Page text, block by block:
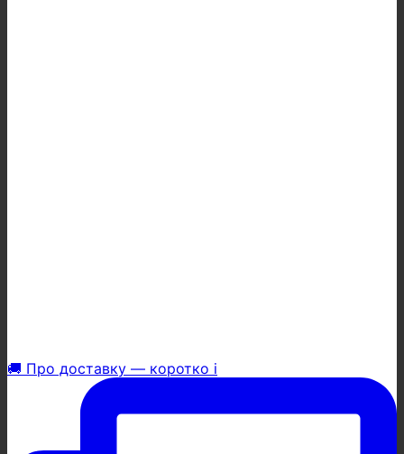
🚚 Про доставку — коротко і